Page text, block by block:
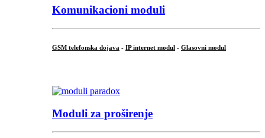
Komunikacioni moduli
GSM telefonska dojava - IP internet modul - Glasovni modul
Moduli za proširenje